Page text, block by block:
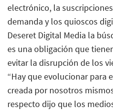
electrónico, la
demanda y los quioscos
Deseret Digital Media la
es una obligación que
evitar la disrupción de los
“Hay que evolucionar para
creada por nosotros
respecto dijo que los